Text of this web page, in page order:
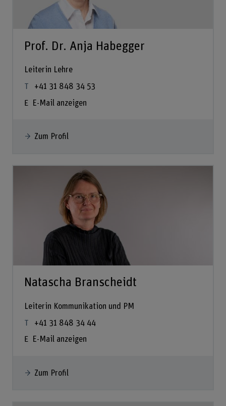
Prof. Dr. Anja Habegger
Leiterin Lehre
+41 31 848 34 53
E-Mail anzeigen
Zum Profil
Natascha Branscheidt
Leiterin Kommunikation und PM
+41 31 848 34 44
E-Mail anzeigen
Zum Profil